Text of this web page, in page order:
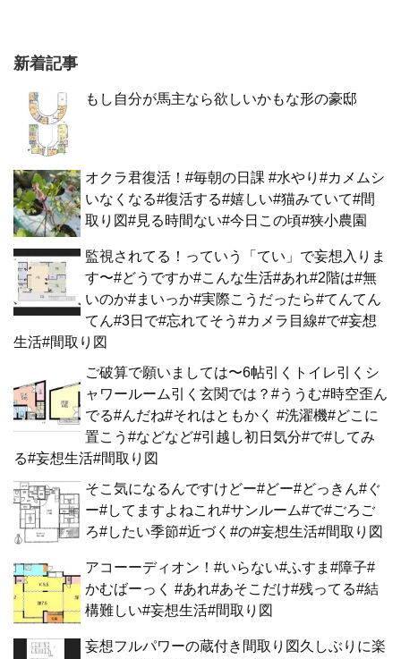
新着記事
もし自分が馬主なら欲しいかもな形の豪邸
オクラ君復活！#毎朝の日課 #水やり#カメムシ
いなくなる#復活する#嬉しい#猫みていて#間
取り図#見る時間ない#今日この頃#狭小農園
監視されてる！っていう「てい」で妄想入りま
す〜#どうですか#こんな生活#あれ#2階は#無
いのか#まいっか#実際こうだったら#てんてん
てん#3日で#忘れてそう#カメラ目線#で#妄想
生活#間取り図
ご破算で願いましては〜6帖引くトイレ引くシ
ャワールーム引く玄関では？#ううむ#時空歪ん
でる#んだね#それはともかく #洗濯機#どこに
置こう#などなど#引越し初日気分#で#してみ
る#妄想生活#間取り図
そこ気になるんですけどー#どー#どっきん#ぐ
ー#してますよねこれ#サンルーム#で#ごろご
ろ#したい季節#近づく#の#妄想生活#間取り図
アコーーディオン！#いらない#ふすま#障子#
かむばーっく #あれ#あそこだけ#残ってる#結
構難しい#妄想生活#間取り図
妄想フルパワーの蔵付き間取り図久しぶりに楽